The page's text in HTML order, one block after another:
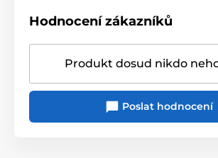
Hodnocení zákazníků
Produkt dosud nikdo
Poslat hodnocení